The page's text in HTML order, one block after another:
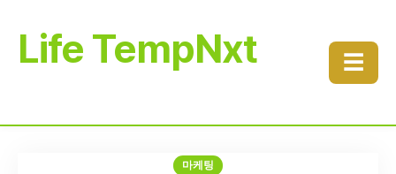
Life TempNxt ☰
마케팅